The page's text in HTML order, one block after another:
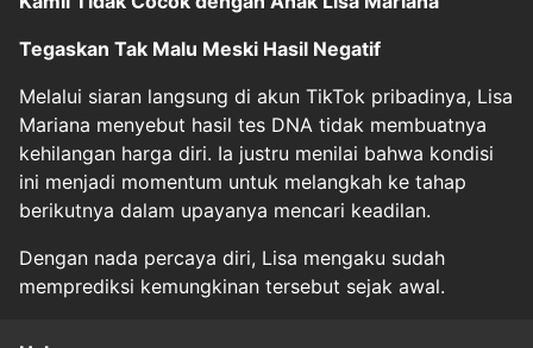
Tegaskan Tak Malu Meski Hasil Negatif
Melalui siaran langsung di akun TikTok pribadinya, Lisa
Mariana menyebut hasil tes DNA tidak membuatnya
kehilangan harga diri. Ia justru menilai bahwa kondisi
ini menjadi momentum untuk melangkah ke tahap
berikutnya dalam upayanya mencari keadilan.
Dengan nada percaya diri, Lisa mengaku sudah
memprediksi kemungkinan tersebut sejak awal.